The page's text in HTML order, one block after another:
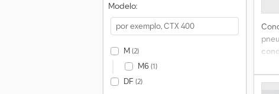
Modelo:
M(2)
M6(1)
DF (2)